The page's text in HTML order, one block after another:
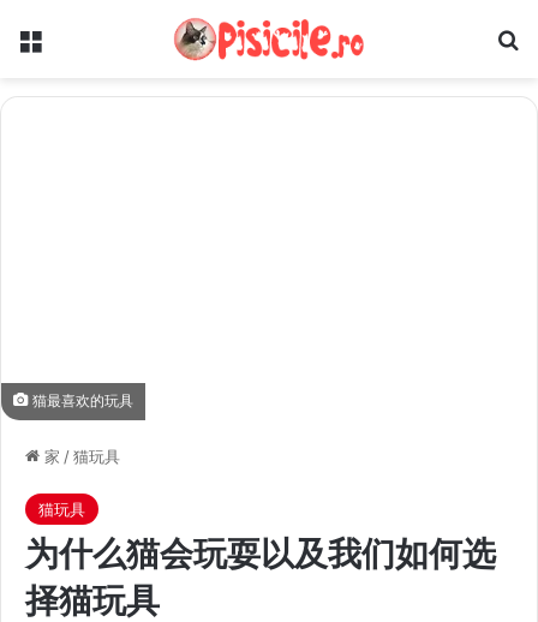
菜单
猫最喜欢的玩具
家 /猫玩具
猫玩具
为什么猫会玩耍以及我们如何选
择猫玩具